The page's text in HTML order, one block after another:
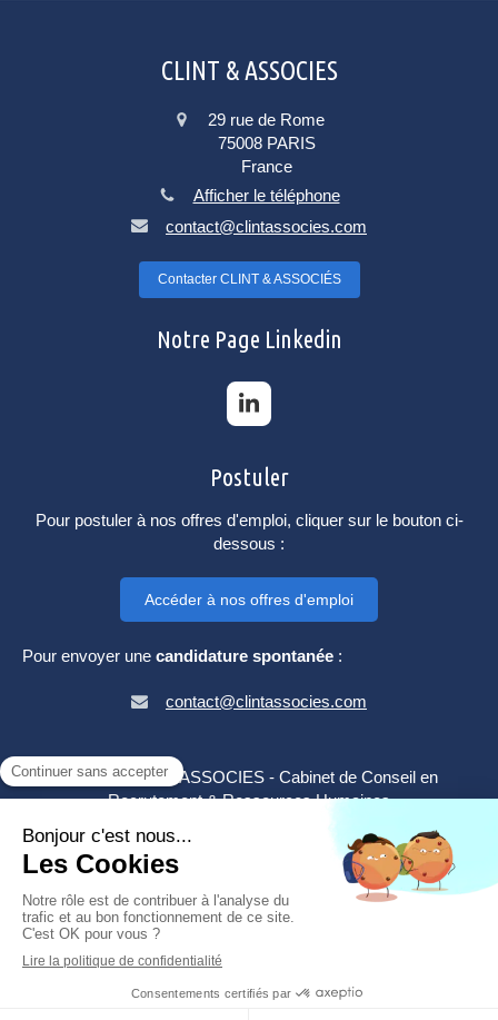
CLINT & ASSOCIES
29 rue de Rome
75008 PARIS
France
Afficher le téléphone
contact@clintassocies.com
Contacter CLINT & ASSOCIÉS
Notre Page Linkedin
Postuler
Pour postuler à nos offres d'emploi, cliquer sur le bouton ci-
dessous :
Accéder à nos offres d'emploi
Pour envoyer une candidature spontanée :
contact@clintassocies.com
©2024 CLINT & ASSOCIES - Cabinet de Conseil en
Recrutement & Ressources Humaines
Mentions légales